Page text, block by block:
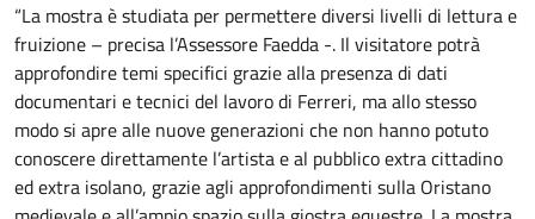
“La mostra è studiata per permettere diversi livelli di lettura e
fruizione – precisa l’Assessore Faedda -. Il visitatore potrà
approfondire temi specifici grazie alla presenza di dati
documentari e tecnici del lavoro di Ferreri, ma allo stesso
modo si apre alle nuove generazioni che non hanno potuto
conoscere direttamente l’artista e al pubblico extra cittadino
ed extra isolano, grazie agli approfondimenti sulla Oristano